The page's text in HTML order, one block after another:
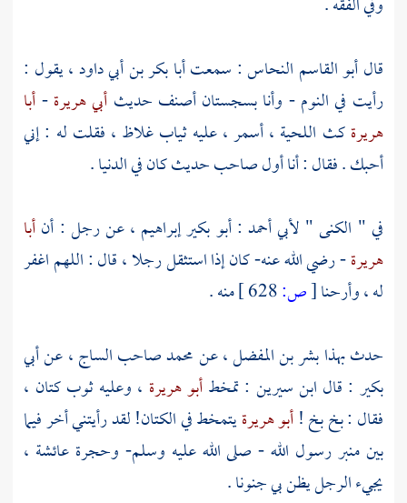
قالأبو القاسم النحاس: سمعتأبا بكر بن أبي داود، يقول :
رأيت في النوم - وأنابسجستانأصنف حديث أبي هريرة-أبا
هريرةكث اللحية ، أسمر ، عليه ثياب غلاظ ، فقلت له : إني
أحبك . فقال : أنا أول صاحب حديث كان في الدنيا .
في " الكنى " لأبي أحمد :أبو بكير إبراهيم ، عن رجل : أنأبا
هريرة- رضي الله عنه- كان إذا استثقل رجلا ، قال : اللهم اغفر
له ، وأرحنا[ص:
منه .
حدث بهذابشر بن المفضل، عنمحمد صاحب الساج، عنأبي
بكير : قال ابن سيرين : تمخطأبو هريرة ، وعليه ثوب كتان ،
فقال : بخ بخ !أبو هريرةيتمخط في الكتان! لقد رأيتني أخر فيما
بين منبر رسول الله - صلى الله عليه وسلم- وحجرة عائشة ،
يجيء الرجل يظن بي جنونا .